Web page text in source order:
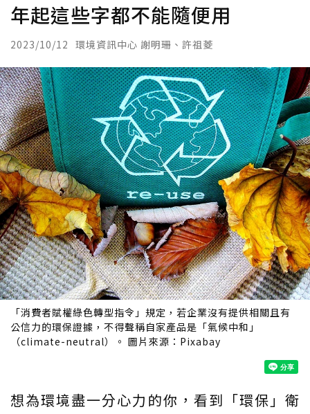
年起這些字都不能隨便用
2023/10/12 環境資訊中心 謝明珊、許祖菱
「消費者賦權綠色轉型指令」規定，若企業沒有提供相關且有
公信力的環保證據，不得聲稱自家產品是「氣候中和」
（climate-neutral）。 圖片來源：Pixabay
想為環境盡一分心力的你，看到「環保」衛